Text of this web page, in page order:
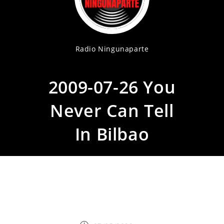
Radio Ningunaparte
2009-07-26 You
Never Can Tell
In Bilbao